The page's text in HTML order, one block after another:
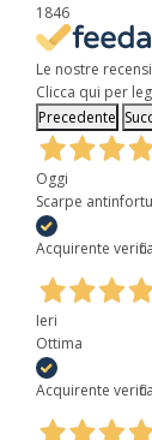
1846
Le nostre
Clicca qui per
Precedente
Oggi
Scarpe
Acquirente
Ieri
Ottima
Acquirente